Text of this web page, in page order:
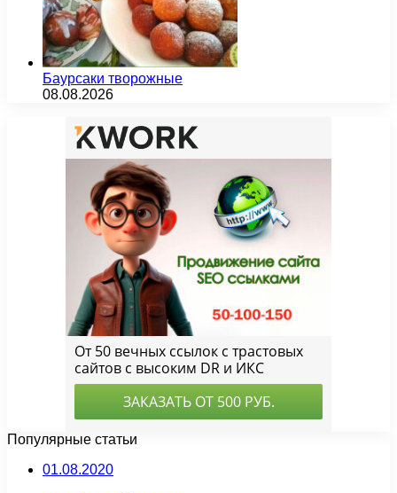
Баурсаки творожные
08.08.2026
Популярные статьи
01.08.2020